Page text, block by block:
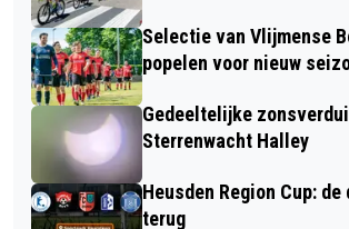
Selectie van Vlijmense
popelen voor nieuw
Gedeeltelijke
Sterrenwacht Halley
Heusden Region Cup:
terug